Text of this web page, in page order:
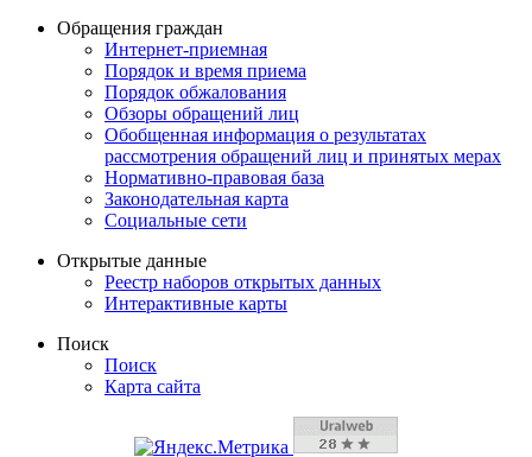
Обращения граждан
Интернет-приемная
Порядок и время приема
Порядок обжалования
Обзоры обращений лиц
Обобщенная информация о результатах
рассмотрения обращений лиц и принятых мерах
Нормативно-правовая база
Законодательная карта
Социальные сети
Открытые данные
Реестр наборов открытых данных
Интерактивные карты
Поиск
Поиск
Карта сайта